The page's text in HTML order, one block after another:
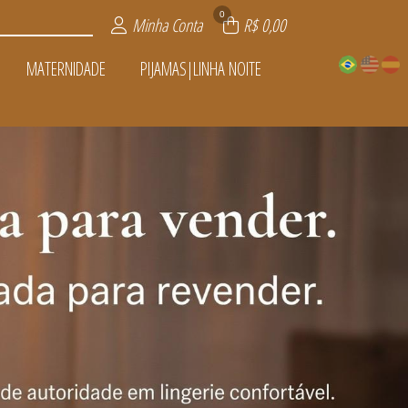
Minha Conta 0 R$ 0,00
MATERNIDADE PIJAMAS|LINHA NOITE